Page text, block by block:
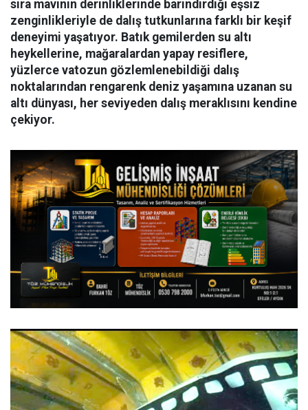
sıra mavinin derinliklerinde barındırdığı eşsiz
zenginlikleriyle de dalış tutkunlarına farklı bir keşif
deneyimi yaşatıyor. Batık gemilerden su altı
heykellerine, mağaralardan yapay resiflere,
yüzlerce vatozun gözlemlenebildiği dalış
noktalarından rengarenk deniz yaşamına uzanan su
altı dünyası, her seviyeden dalış meraklısını kendine
çekiyor.